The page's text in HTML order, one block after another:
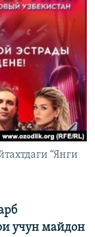
“Янги
учун майдон